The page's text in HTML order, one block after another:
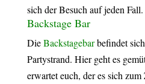
sich der Besuch auf jeden Fall.
Backstage Bar
DieBackstagebar befindet
Partystrand. Hier geht es
erwartet euch, der es sich